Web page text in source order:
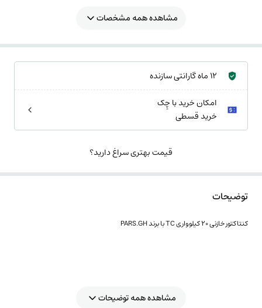
مشاهده همه مشخصات
12 ماه گارانتی سازنده
امکان خرید با چِک
خرید قسطی
قیمت بهتری سراغ دارید؟
توضیحات
کنتاکتور خازنی 20 کیلوواری TC با برند PARS.GH
مشاهده همه توضیحات